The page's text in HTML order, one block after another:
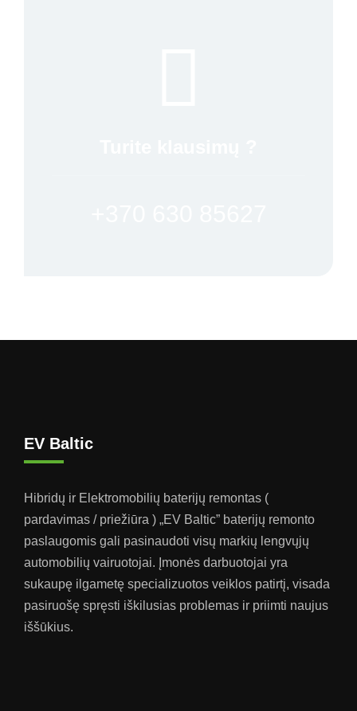
EV Baltic
Hibridų ir Elektromobilių baterijų remontas (
pardavimas / priežiūra ) „EV Baltic” baterijų remonto
paslaugomis gali pasinaudoti visų markių lengvųjų
automobilių vairuotojai. Įmonės darbuotojai yra
sukaupę ilgametę specializuotos veiklos patirtį, visada
pasiruošę spręsti iškilusias problemas ir priimti naujus
iššūkius.